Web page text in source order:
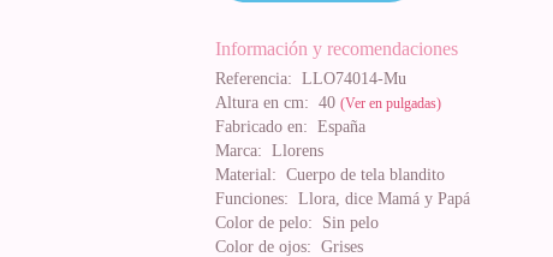
Información y recomendaciones
Referencia: LLO74014-Mu
Altura en cm: 40 (Ver en pulgadas)
Fabricado en: España
Marca: Llorens
Material: Cuerpo de tela blandito
Funciones: Llora, dice Mamá y Papá
Color de pelo: Sin pelo
Color de ojos: Grises